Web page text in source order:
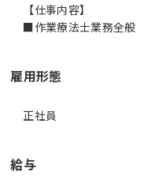
【仕事内容】
■作業療法士業務全般
雇用形態
正社員
給与